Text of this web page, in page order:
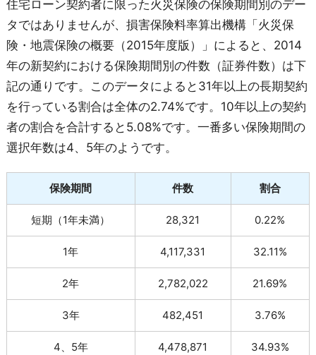
住宅ローン契約者に限った火災保険の保険期間別のデー
タではありませんが、損害保険料率算出機構「火災保
険・地震保険の概要（2015年度版）」によると、2014
年の新契約における保険期間別の件数（証券件数）は下
記の通りです。このデータによると31年以上の長期契約
を行っている割合は全体の2.74%です。10年以上の契約
者の割合を合計すると5.08%です。一番多い保険期間の
選択年数は4、5年のようです。
保険期間 件数 割合
短期（1年未満） 28,321 0.22%
1年 4,117,331 32.11%
2年 2,782,022 21.69%
3年 482,451 3.76%
4、5年 4,478,871 34.93%